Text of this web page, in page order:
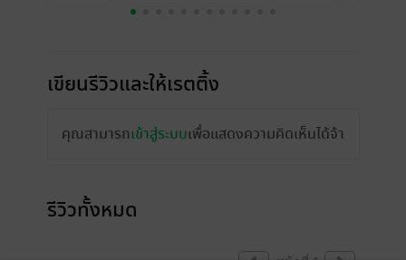
เขียนรีวิวและให้เรตติ้ง
คุณสามารถเข้าสู่ระบบเพื่อแสดงความคิดเห็นได้จ้า
รีวิวทั้งหมด